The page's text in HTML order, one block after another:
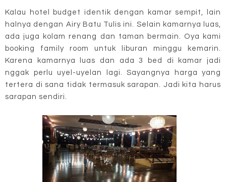
Kalau hotel budget identik dengan kamar sempit, lain
halnya dengan Airy Batu Tulis ini. Selain kamarnya luas,
ada juga kolam renang dan taman bermain. Oya kami
booking family room untuk liburan minggu kemarin.
Karena kamarnya luas dan ada 3 bed di kamar jadi
nggak perlu uyel-uyelan lagi. Sayangnya harga yang
tertera di sana tidak termasuk sarapan. Jadi kita harus
sarapan sendiri.